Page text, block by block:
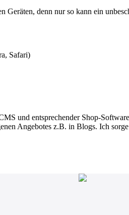
denn nur so kann ein
Safari)
und entsprechender Shop-
Angebotes z.B. in Blogs. Ich